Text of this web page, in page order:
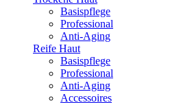
Basispflege
Professional
Anti-Aging
Reife Haut
Basispflege
Professional
Anti-Aging
Accessoires